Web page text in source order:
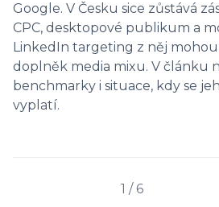
Google. V Česku sice zůstává
CPC, desktopové publikum a
LinkedIn targeting z něj
doplněk media mixu. V článku
benchmarky i situace, kdy se
vyplatí.
1 / 6